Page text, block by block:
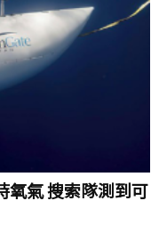
氧氣 搜索隊測到可